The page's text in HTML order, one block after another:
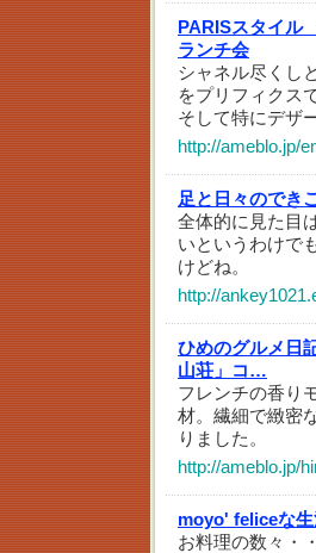
PARISスタイ
ランチ会
シャネル尽くし
をプリフィクス
そして特にデザ
http://ameblo.jp/
足と日々のでき
全体的に見た目
いというわけで
けどね。
http://
ひめのグルメ日
山荘」コ…
フレンチの香り
材。繊細で緻密
りました。
http://ameblo.jp/
moyo' feliceな
お料理の数々・